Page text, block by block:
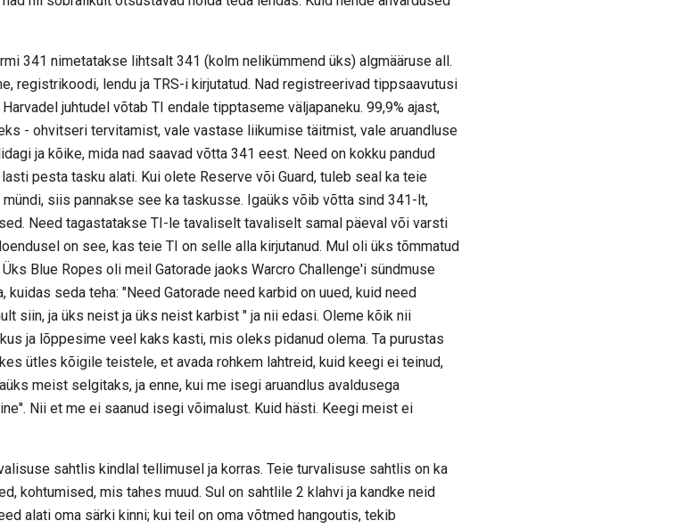
341 nimetatakse lihtsalt 341 (kolm nelikümmend üks) algmääruse all.
registrikoodi, lendu ja TRS-i kirjutatud. Nad registreerivad tippsaavutusi
juhtudel võtab TI endale tipptaseme väljapaneku. 99,9% ajast,
- ohvitseri tervitamist, vale vastase liikumise täitmist, vale aruandluse
ja kõike, mida nad saavad võtta 341 eest. Need on kokku pandud
pesta tasku alati. Kui olete Reserve või Guard, tuleb seal ka teie
siis pannakse see ka taskusse. Igaüks võib võtta sind 341-lt,
Need tagastatakse TI-le tavaliselt tavaliselt samal päeval või varsti
on see, kas teie TI on selle alla kirjutanud. Mul oli üks tõmmatud
Blue Ropes oli meil Gatorade jaoks Warcro Challenge'i sündmuse
seda teha: "Need Gatorade need karbid on uued, kuid need
siin, ja üks neist ja üks neist karbist " ja nii edasi. Oleme kõik nii
ja lõppesime veel kaks kasti, mis oleks pidanud olema. Ta purustas
ütles kõigile teistele, et avada rohkem lahtreid, kuid keegi ei teinud,
meist selgitaks, ja enne, kui me isegi aruandlus avaldusega
Nii et me ei saanud isegi võimalust. Kuid hästi. Keegi meist ei
sahtlis kindlal tellimusel ja korras. Teie turvalisuse sahtlis on ka
kohtumised, mis tahes muud. Sul on sahtlile 2 klahvi ja kandke neid
alati oma särki kinni; kui teil on oma võtmed hangoutis, tekib